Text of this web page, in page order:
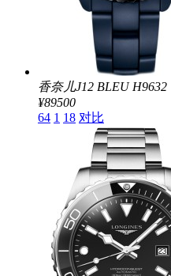
香奈儿J12 BLEU H9632
¥89500
64 1 18 对比